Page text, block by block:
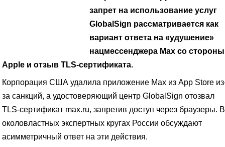
запрет на использование услуг
GlobalSign рассматривается как
вариант ответа на «удушение»
нацмессенджера Max со стороны
Apple и отзыв TLS-сертификата.
Корпорация США удалила приложение Max из App Store
за санкций, а удостоверяющий центр GlobalSign отозвал
TLS-сертификат max.ru, запретив доступ через браузеры. В
околовластных экспертных кругах России обсуждают
асимметричный ответ на эти действия.